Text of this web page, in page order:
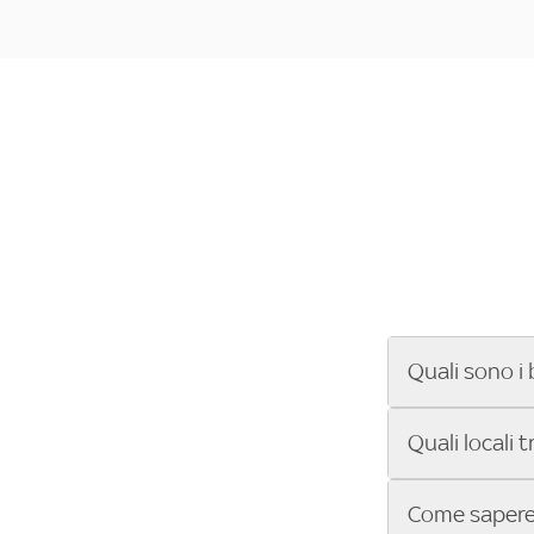
Quali sono i
Se cerchi un
ENILIVE, la
Sky Bar ti
Quali locali
Vuoi sapere
Come